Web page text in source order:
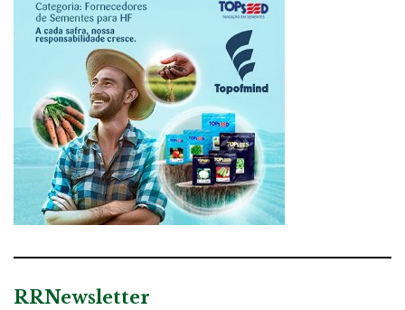
RRNewsletter